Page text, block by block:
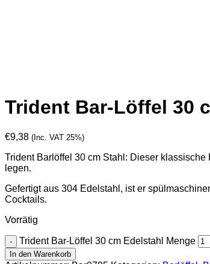
Trident Bar-Löffel 30
€9,38 (Inc. VAT 25%)
Trident Barlöffel 30 cm Stahl: Dieser
legen.
Gefertigt aus 304 Edelstahl, ist er
Cocktails.
Vorrätig
Trident Bar-Löffel 30 cm Edelstahl Menge
In den Warenkorb